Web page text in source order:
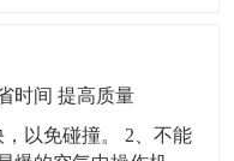
个生产箱包五金的客
他使用棕刚玉研磨
时间 提高质量
以免碰撞。 2、不能